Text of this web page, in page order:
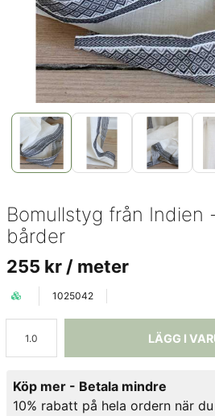
Bomullstyg från Indien
bårder
255 kr / meter
1025042
LÄGG I
Köp mer - Betala mindre
10% rabatt på hela ordern när